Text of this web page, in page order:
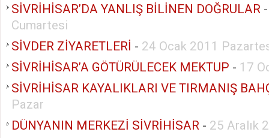
SİVRİHİSAR’DA YANLIŞ BİLİNEN DOĞRULAR
Cumartesi
SİVDER ZİYARETLERİ - 24 Ocak 2011
SİVRİHİSAR’A GÖTÜRÜLECEK MEKTUP - 17
SİVRİHİSAR KAYALIKLARI VE TIRMANIŞ
Pazar
DÜNYANIN MERKEZİ SİVRİHİSAR - 25 Aralık